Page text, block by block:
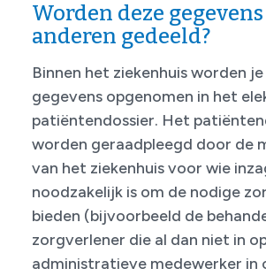
Worden deze
anderen gedeeld?
Binnen het ziekenhuis worden
gegevens opgenomen in het
patiëntendossier. Het
worden geraadpleegd door de
van het ziekenhuis voor wie
noodzakelijk is om de nodige
bieden (bijvoorbeeld de
zorgverlener die al dan niet in
administratieve medewerker in